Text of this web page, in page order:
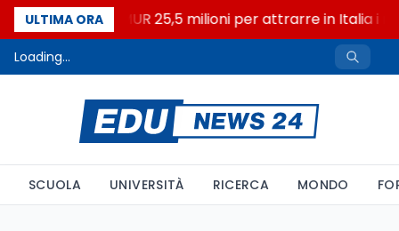
ULTIMA ORA
Università: dal MUR 25,5 milioni per attrarre in Italia i
Loading...
SCUOLA UNIVERSITÀ RICERCA MONDO